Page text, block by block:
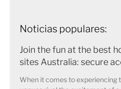
Noticias populares:
Join the fun at the best
sites Australia: secure
When it comes to experiencing